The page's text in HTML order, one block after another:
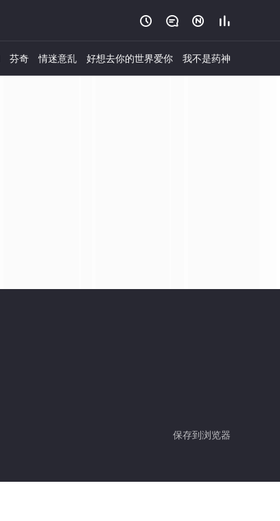
   
芬奇 情迷意乱 好想去你的世界爱你 我不是药神
保存到浏览器